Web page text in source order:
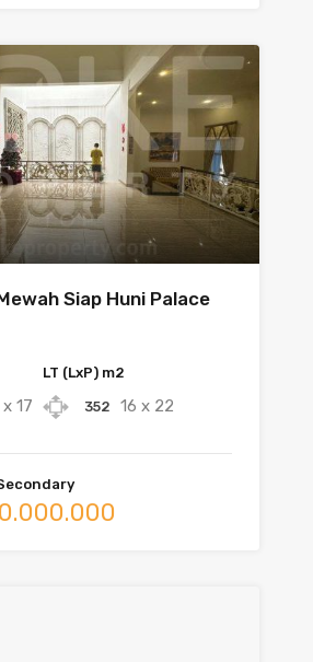
Siap Huni Palace
17
LT (LxP) m2
352 16 x 22